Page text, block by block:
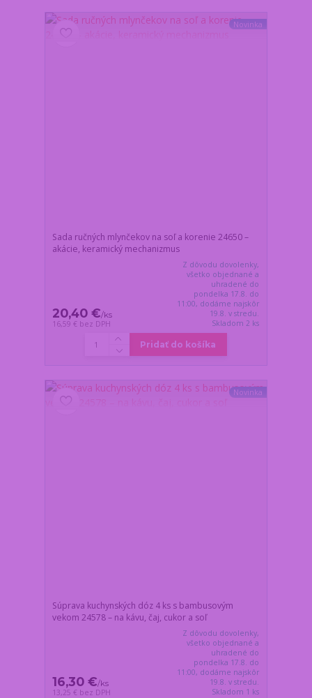
Novinka
Sada ručných mlynčekov na soľ a korenie 24650 –
akácie, keramický mechanizmus
20,40 €/ks
16,59 € bez DPH
Z dôvodu dovolenky,
všetko objednané a
uhradené do
pondelka 17.8. do
11:00, dodáme najskôr
19.8. v stredu.
Skladom 2 ks
Pridať do košíka
Novinka
Súprava kuchynských dóz 4 ks s bambusovým
vekom 24578 – na kávu, čaj, cukor a soľ
16,30 €/ks
13,25 € bez DPH
Z dôvodu dovolenky,
všetko objednané a
uhradené do
pondelka 17.8. do
11:00, dodáme najskôr
19.8. v stredu.
Skladom 1 ks